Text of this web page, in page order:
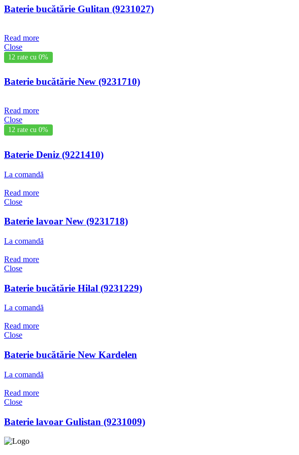
Baterie bucătărie Gulitan (9231027)
Read more
Close
12 rate cu 0%
Baterie bucătărie New (9231710)
Read more
Close
12 rate cu 0%
Baterie Deniz (9221410)
La comandă
Read more
Close
Baterie lavoar New (9231718)
La comandă
Read more
Close
Baterie bucătărie Hilal (9231229)
La comandă
Read more
Close
Baterie bucătărie New Kardelen
La comandă
Read more
Close
Baterie lavoar Gulistan (9231009)